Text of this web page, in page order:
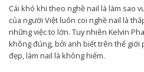
Cái khó khi theo nghề nail là làm sao
của người Việt luôn coi nghề nail là
những việc to lớn. Tuy nhiên Kelvin
không đúng, bởi anh biết trên thế giới
đẹp, làm nail là không hiếm.